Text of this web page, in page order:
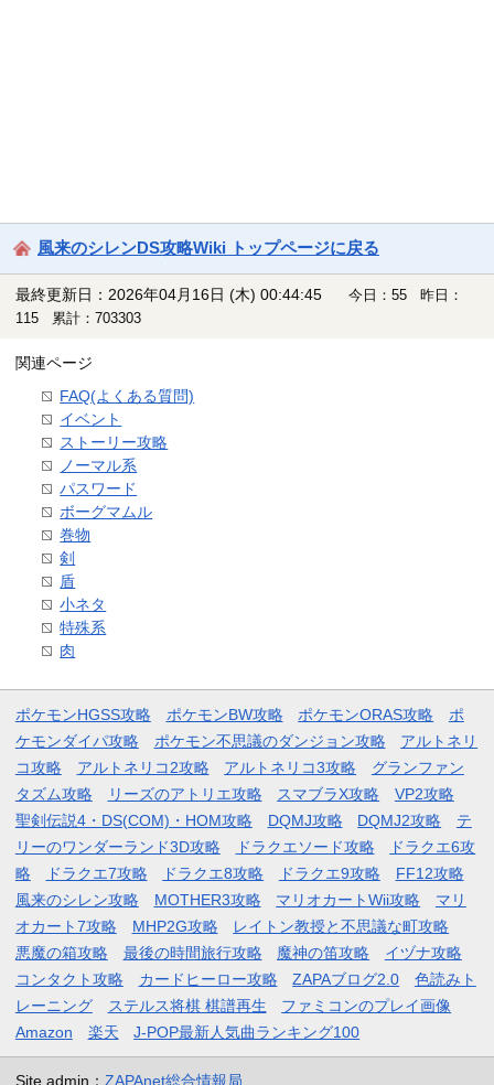
風来のシレンDS攻略Wiki トップページに戻る
最終更新日：2026年04月16日 (木) 00:44:45
今日：55 昨日：
115 累計：703303
関連ページ
FAQ(よくある質問)
イベント
ストーリー攻略
ノーマル系
パスワード
ボーグマムル
巻物
剣
盾
小ネタ
特殊系
肉
ポケモンHGSS攻略 ポケモンBW攻略 ポケモンORAS攻略
ポ
ケモンダイパ攻略
ポケモン不思議のダンジョン攻略
アルトネリ
コ攻略
アルトネリコ2攻略 アルトネリコ3攻略
グランファン
タズム攻略
リーズのアトリエ攻略 スマブラX攻略
VP2攻略
聖剣伝説4・DS(COM)・HOM攻略
DQMJ攻略 DQMJ2攻略
テ
リーのワンダーランド3D攻略
ドラクエソード攻略
ドラクエ6攻
略
ドラクエ7攻略 ドラクエ8攻略 ドラクエ9攻略
FF12攻略
風来のシレン攻略
MOTHER3攻略 マリオカートWii攻略
マリ
オカート7攻略
MHP2G攻略
レイトン教授と不思議な町攻略
悪魔の箱攻略
最後の時間旅行攻略 魔神の笛攻略
イヅナ攻略
コンタクト攻略
カードヒーロー攻略 ZAPAブログ2.0
色読みト
レーニング
ステルス将棋 棋譜再生
ファミコンのプレイ画像
Amazon
楽天 J-POP最新人気曲ランキング100
Site admin： ZAPAnet総合情報局